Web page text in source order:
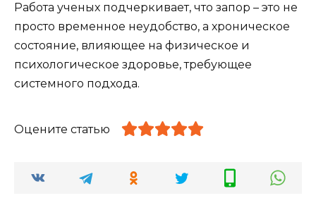
Работа ученых подчеркивает, что запор – это не
просто временное неудобство, а хроническое
состояние, влияющее на физическое и
психологическое здоровье, требующее
системного подхода.
Оцените статью